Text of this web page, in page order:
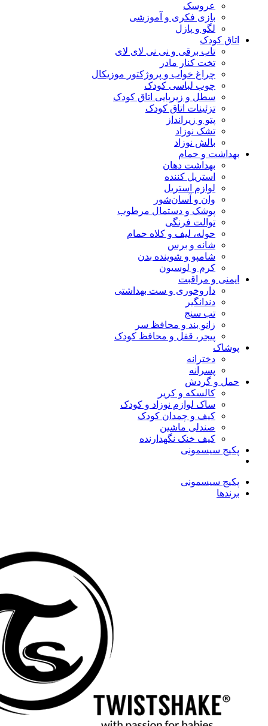
عروسک
بازی فکری و آموزشی
لگو و پازل
اتاق کودک
تاب برقی و نی نی لای لای
تخت کنار مادر
چراغ خواب و پروژکتور موزیکال
چوب لباسی کودک
سطل و زیرپایی اتاق کودک
تزئینات اتاق کودک
پتو و زیرانداز
تشک نوزاد
بالش نوزاد
بهداشت و حمام
بهداشت دهان
استریل کننده
لوازم استریل
وان و آسان‌شور
پوشک و دستمال مرطوب
توالت فرنگی
حوله، لیف و کلاه حمام
شانه و برس
شامپو و شوینده بدن
کرم و لوسیون
ایمنی و مراقبت
داروخوری و ست بهداشتی
دندانگیر
تب‌ سنج
زانو بند و محافظ سر
پیجر، قفل و محافظ کودک
پوشاک
دخترانه
پسرانه
حمل و گردش
کالسکه و کریر
ساک لوازم نوزاد و کودک
کیف و چمدان کودک
صندلی ماشین
کیف خنک نگهدارنده
پکیج سیسمونی
پکیج سیسمونی
برندها